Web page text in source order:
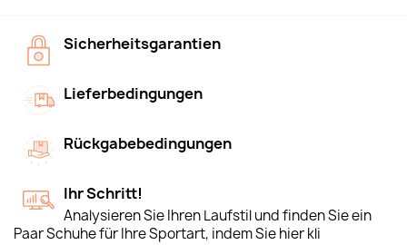
Sicherheitsgarantien
Lieferbedingungen
Rückgabebedingungen
Ihr Schritt!
Analysieren Sie Ihren Laufstil und finden Sie ein
Paar Schuhe für Ihre Sportart, indem Sie hier kli